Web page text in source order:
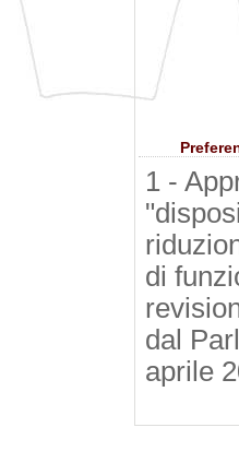
1 -
di
dal
aprile